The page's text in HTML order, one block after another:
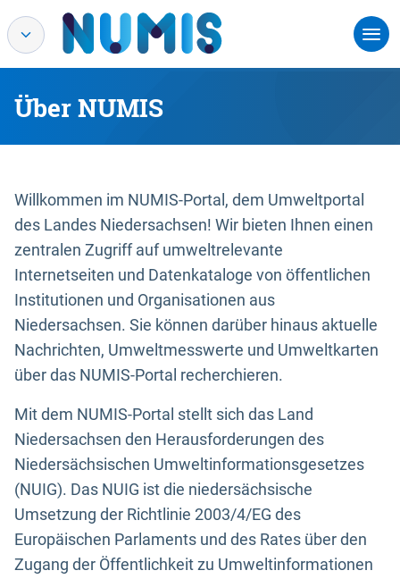
Über NUMIS
Willkommen im NUMIS-Portal, dem Umweltportal
des Landes Niedersachsen! Wir bieten Ihnen einen
zentralen Zugriff auf umweltrelevante
Internetseiten und Datenkataloge von öffentlichen
Institutionen und Organisationen aus
Niedersachsen. Sie können darüber hinaus aktuelle
Nachrichten, Umweltmesswerte und Umweltkarten
über das NUMIS-Portal recherchieren.
Mit dem NUMIS-Portal stellt sich das Land
Niedersachsen den Herausforderungen des
Niedersächsischen Umweltinformationsgesetzes
(NUIG). Das NUIG ist die niedersächsische
Umsetzung der Richtlinie 2003/4/EG des
Europäischen Parlaments und des Rates über den
Zugang der Öffentlichkeit zu Umweltinformationen